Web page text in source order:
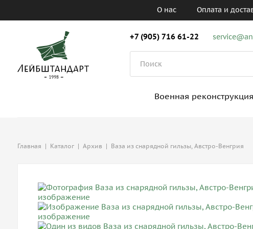
О нас Оплата и
+7 (905) 716 61-22
Военная реконструкция
Главная | Каталог | Архив | Ваза из снарядной гильзы, Австро-Венгрия